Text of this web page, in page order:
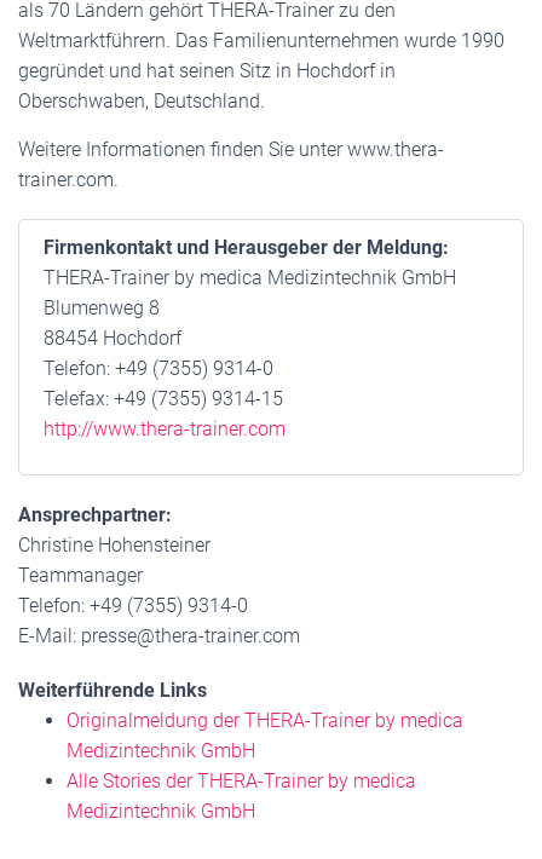
als 70 Ländern gehört THERA-Trainer zu den
Weltmarktführern. Das Familienunternehmen wurde 1990
gegründet und hat seinen Sitz in Hochdorf in
Oberschwaben, Deutschland.
Weitere Informationen finden Sie unter www.thera-
trainer.com.
Firmenkontakt und Herausgeber der Meldung:
THERA-Trainer by medica Medizintechnik GmbH
Blumenweg 8
88454 Hochdorf
Telefon: +49 (7355) 9314-0
Telefax: +49 (7355) 9314-15
http://www.thera-trainer.com
Ansprechpartner:
Christine Hohensteiner
Teammanager
Telefon: +49 (7355) 9314-0
E-Mail: presse@thera-trainer.com
Weiterführende Links
Originalmeldung der THERA-Trainer by medica
Medizintechnik GmbH
Alle Stories der THERA-Trainer by medica
Medizintechnik GmbH